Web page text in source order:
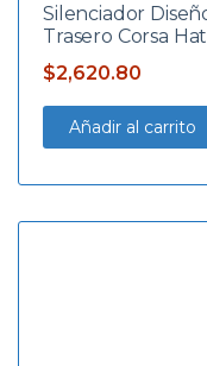
Silenciador
Trasero Corsa
$2,620.80
Añadir al carrito